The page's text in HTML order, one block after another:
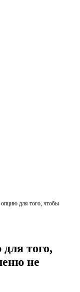
для того, чтобы
того,
не